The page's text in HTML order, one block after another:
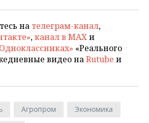
на телеграм-канал,
,канал в MAXи
«Реального
видео наRutube и
Агропром
Экономика